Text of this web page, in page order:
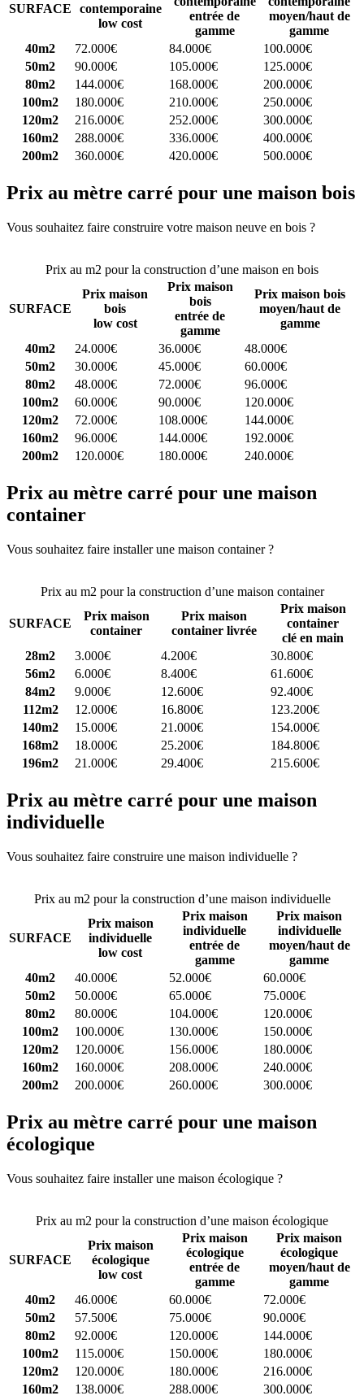
SURFACE
contemporaine
low cost
entrée de
gamme
moyen/haut de
gamme
40m2
72.000€ 84.000€
100.000€
50m2
90.000€ 105.000€
125.000€
80m2
144.000€ 168.000€
200.000€
100m2
180.000€ 210.000€
250.000€
120m2
216.000€ 252.000€
300.000€
160m2
288.000€ 336.000€
400.000€
200m2
360.000€ 420.000€ 500.000€
Prix au mètre carré pour une maison bois
Vous souhaitez faire construire votre maison neuve en bois ?
Prix au m2 pour la construction d’une maison en bois
SURFACE
Prix maison
bois
low cost
Prix maison
bois
entrée de
gamme
Prix maison bois
moyen/haut de
gamme
40m2
24.000€ 36.000€
48.000€
50m2
30.000€ 45.000€
60.000€
80m2
48.000€ 72.000€
96.000€
100m2
60.000€ 90.000€
120.000€
120m2
72.000€ 108.000€
144.000€
160m2
96.000€ 144.000€
192.000€
200m2
120.000€ 180.000€ 240.000€
Prix au mètre carré pour une maison
container
Vous souhaitez faire installer une maison container ?
Prix au m2 pour la construction d’une maison container
SURFACE
Prix maison
container
Prix maison
container livrée
Prix maison
container
clé en main
28m2
3.000€ 4.200€
30.800€
56m2
6.000€ 8.400€
61.600€
84m2
9.000€ 12.600€
92.400€
112m2
12.000€ 16.800€
123.200€
140m2
15.000€ 21.000€
154.000€
168m2
18.000€ 25.200€
184.800€
196m2
21.000€ 29.400€ 215.600€
Prix au mètre carré pour une maison
individuelle
Vous souhaitez faire construire une maison individuelle ?
Prix au m2 pour la construction d’une maison individuelle
SURFACE
Prix maison
individuelle
low cost
Prix maison
individuelle
entrée de
gamme
Prix maison
individuelle
moyen/haut de
gamme
40m2
40.000€ 52.000€
60.000€
50m2
50.000€ 65.000€
75.000€
80m2
80.000€ 104.000€
120.000€
100m2
100.000€ 130.000€
150.000€
120m2
120.000€ 156.000€
180.000€
160m2
160.000€ 208.000€
240.000€
200m2
200.000€ 260.000€ 300.000€
Prix au mètre carré pour une maison
écologique
Vous souhaitez faire installer une maison écologique ?
Prix au m2 pour la construction d’une maison écologique
SURFACE
Prix maison
écologique
low cost
Prix maison
écologique
entrée de
gamme
Prix maison
écologique
moyen/haut de
gamme
40m2
46.000€ 60.000€
72.000€
50m2
57.500€ 75.000€
90.000€
80m2
92.000€ 120.000€
144.000€
100m2
115.000€ 150.000€
180.000€
120m2
120.000€ 180.000€
216.000€
160m2
138.000€ 288.000€
300.000€